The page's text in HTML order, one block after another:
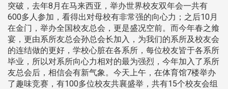
突破，去年8月在马来西亚，举办世界校友双年会一共有
600多人参加，看得出对母校有非常强的向心力；之后10月
在金门，举办全国校友总会，更是盛况空前。而今年春之飨
宴，更由系所友总会孙总会长加入，为我们的系所及校友会
的连结做的更好，学校心脏在各系所，每位校友皆于各系所
毕业，所以对系所向心力相对的最为强烈，今年加入了系所
友总会后，相信会有新气象。今天上午，在体育馆7楼举办
了趣味竞赛，有100多位校友共襄盛举，共有15个校友会组